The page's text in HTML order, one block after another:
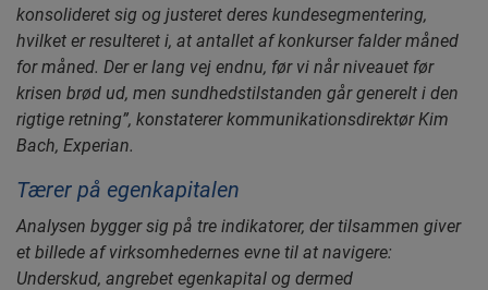
konsolideret sig og justeret deres kundesegmentering,
hvilket er resulteret i, at antallet af konkurser falder måned
for måned. Der er lang vej endnu, før vi når niveauet før
krisen brød ud, men sundhedstilstanden går generelt i den
rigtige retning”, konstaterer kommunikationsdirektør Kim
Bach, Experian.
Tærer på egenkapitalen
Analysen bygger sig på tre indikatorer, der tilsammen giver
et billede af virksomhedernes evne til at navigere:
Underskud, angrebet egenkapital og dermed